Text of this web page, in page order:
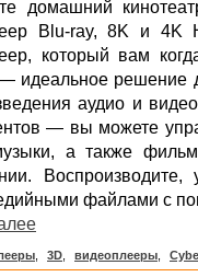
домашний
Blu-ray, 8K и 4K
который вам
идеальное решение
аудио и
— вы можете
а также
файлами с
3D видеоплееры